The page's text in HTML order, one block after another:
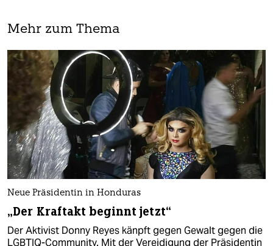
Mehr zum Thema
Neue Präsidentin in Honduras
„Der Kraftakt beginnt jetzt“
Der Aktivist Donny Reyes känpft gegen Gewalt gegen die
LGBTIQ-Community. Mit der Vereidigung der Präsidentin